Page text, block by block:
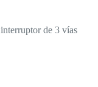
de 3 vías